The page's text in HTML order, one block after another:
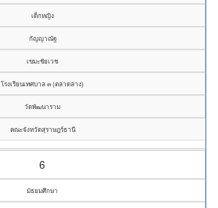
เด็กหญิง
กัญญาณัฐ
เขมะชัยเวช
โรงเรียนเทศบาล ๓ (ตลาดล่าง)
วัดพัฒนาราม
คณะจังหวัดสุราษฎร์ธานี
6
มัธยมศึกษา